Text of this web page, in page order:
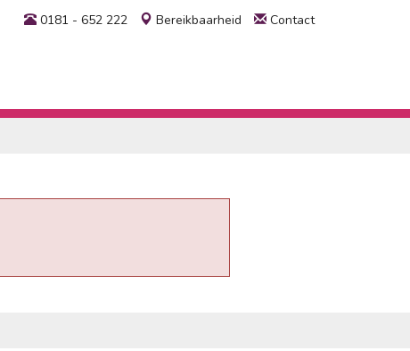
0181 - 652 222 Bereikbaarheid Contact